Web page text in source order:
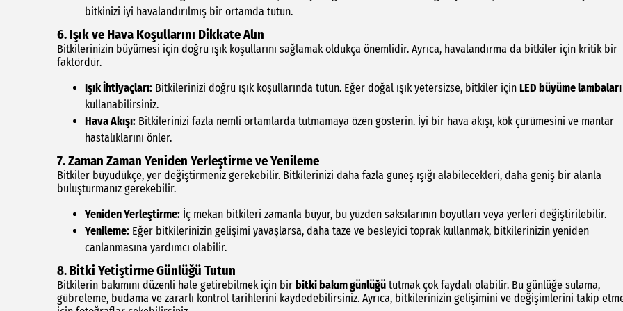
bitkinizi iyi havalandırılmış bir ortamda tutun.
6. Işık ve Hava Koşullarını Dikkate Alın
Bitkilerinizin büyümesi için doğru ışık koşullarını sağlamak oldukça önemlidir. Ayrıca, havalandırma da bitkiler için kritik bir
faktördür.
Işık İhtiyaçları: Bitkilerinizi doğru ışık koşullarında tutun. Eğer doğal ışık yetersizse, bitkiler için LED büyüme lambaları
kullanabilirsiniz.
Hava Akışı: Bitkilerinizi fazla nemli ortamlarda tutmamaya özen gösterin. İyi bir hava akışı, kök çürümesini ve mantar
hastalıklarını önler.
7. Zaman Zaman Yeniden Yerleştirme ve Yenileme
Bitkiler büyüdükçe, yer değiştirmeniz gerekebilir. Bitkilerinizi daha fazla güneş ışığı alabilecekleri, daha geniş bir alanla
buluşturmanız gerekebilir.
Yeniden Yerleştirme: İç mekan bitkileri zamanla büyür, bu yüzden saksılarının boyutları veya yerleri değiştirilebilir.
Yenileme: Eğer bitkilerinizin gelişimi yavaşlarsa, daha taze ve besleyici toprak kullanmak, bitkilerinizin yeniden
canlanmasına yardımcı olabilir.
8. Bitki Yetiştirme Günlüğü Tutun
Bitkilerin bakımını düzenli hale getirebilmek için bir bitki bakım günlüğü tutmak çok faydalı olabilir. Bu günlüğe sulama,
gübreleme, budama ve zararlı kontrol tarihlerini kaydedebilirsiniz. Ayrıca, bitkilerinizin gelişimini ve değişimlerini takip